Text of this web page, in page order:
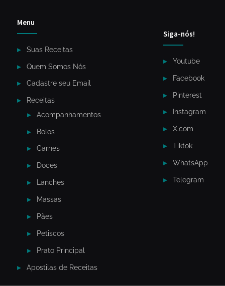
Menu
Suas Receitas
Quem Somos Nós
Cadastre seu Email
Receitas
Acompanhamentos
Bolos
Carnes
Doces
Lanches
Massas
Pães
Petiscos
Prato Principal
Apostilas de Receitas
Siga-nós!
Youtube
Facebook
Pinterest
Instagram
X.com
Tiktok
WhatsApp
Telegram